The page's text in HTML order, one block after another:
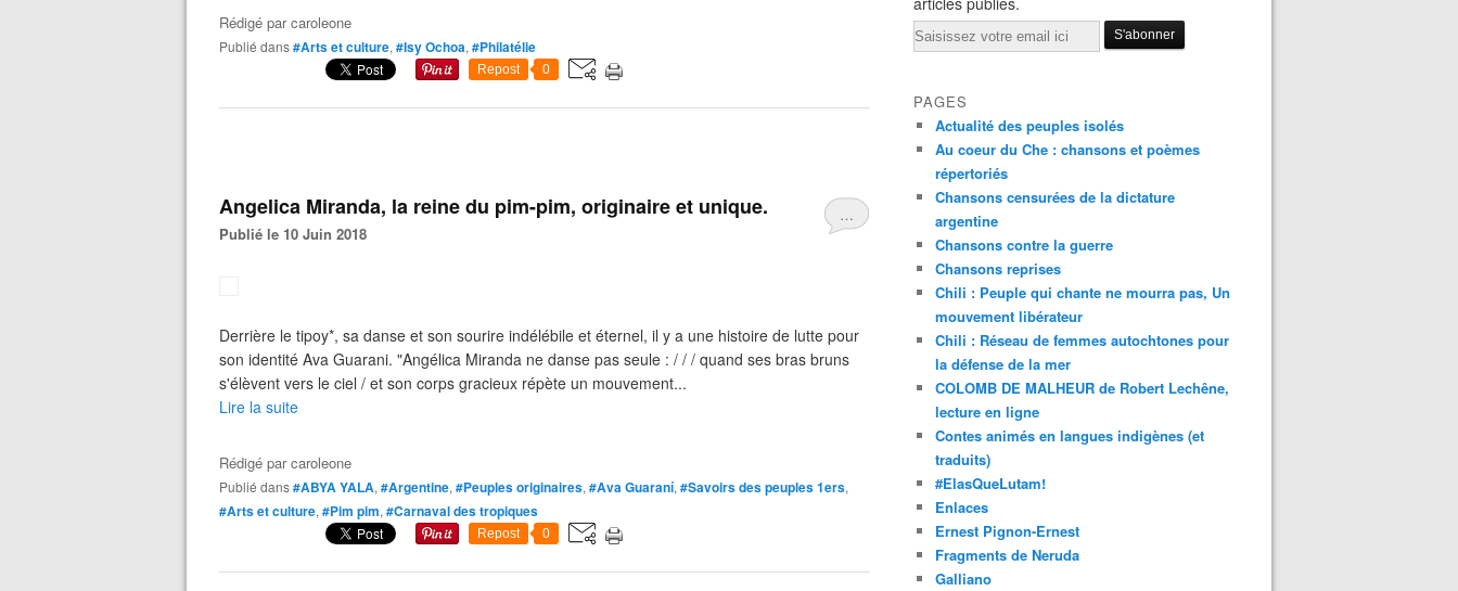
Rédigé parcaroleone
Publié dans#Arts et culture, #Isy Ochoa, #Philatélie
Repost 0
…
Angelica Miranda, la reine du pim-pim, originaire et unique.
Publié le 10 Juin 2018
Derrière le tipoy*, sa danse et son sourire indélébile et éternel, il y a une histoire de lutte pour
son identité Ava Guarani. "Angélica Miranda ne danse pas seule : / / / quand ses bras bruns
s'élèvent vers le ciel / et son corps gracieux répète un mouvement...
Lire la suite
Rédigé parcaroleone
Publié dans#ABYA YALA, #Argentine, #Peuples originaires, #Ava Guaraní, #Savoirs des peuples 1ers,
#Arts et culture, #Pim pim, #Carnaval des tropiques
Repost 0
Email
PAGES
Actualité des peuples isolés
Au coeur du Che : chansons et poèmes
répertoriés
Chansons censurées de la dictature
argentine
Chansons contre la guerre
Chansons reprises
Chili : Peuple qui chante ne mourra pas, Un
mouvement libérateur
Chili : Réseau de femmes autochtones pour
la défense de la mer
COLOMB DE MALHEUR de Robert Lechêne,
lecture en ligne
Contes animés en langues indigènes (et
traduits)
#ElasQueLutam!
Enlaces
Ernest Pignon-Ernest
Fragments de Neruda
Galliano